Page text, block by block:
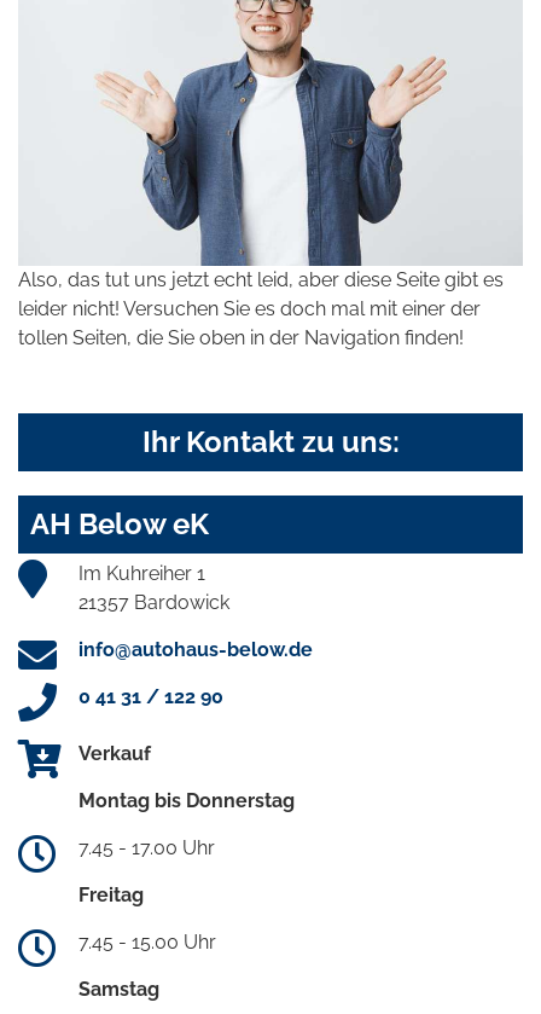
Also, das tut uns jetzt echt leid, aber diese Seite gibt es
leider nicht! Versuchen Sie es doch mal mit einer der
tollen Seiten, die Sie oben in der Navigation finden!
Ihr Kontakt zu uns:
AH Below eK
Im Kuhreiher 1
21357 Bardowick
info@autohaus-below.de
0 41 31 / 122 90
Verkauf
Montag bis Donnerstag
7.45 - 17.00 Uhr
Freitag
7.45 - 15.00 Uhr
Samstag